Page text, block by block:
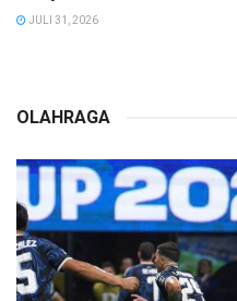
JULI 31, 2026
OLAHRAGA